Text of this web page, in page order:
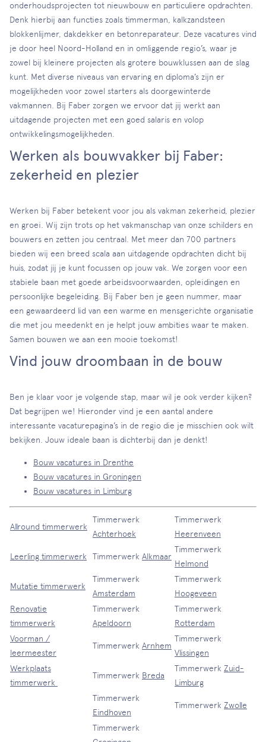
onderhoudsprojecten tot nieuwbouw en particuliere opdrachten.
Denk hierbij aan functies zoals timmerman, kalkzandsteen
blokkenlijmer, dakdekker en betonreparateur. Deze vacatures vind
je door heel Noord-Holland en in omliggende regio’s, waar je
zowel bij kleinere projecten als grotere bouwklussen aan de slag
kunt. Met diverse niveaus van ervaring en diploma’s zijn er
mogelijkheden voor zowel starters als doorgewinterde
vakmannen. Bij Faber zorgen we ervoor dat jij werkt aan
uitdagende projecten met een goed salaris en volop
ontwikkelingsmogelijkheden.
Werken als bouwvakker bij Faber:
zekerheid en plezier
Werken bij Faber betekent voor jou als vakman zekerheid, plezier
en groei. Wij zijn trots op het vakmanschap van onze schilders en
bouwers en zetten jou centraal. Met meer dan 700 partners
bieden wij een breed scala aan uitdagende opdrachten dicht bij
huis, zodat jij je kunt focussen op jouw vak. We zorgen voor een
stabiele baan met goede arbeidsvoorwaarden, opleidingen en
persoonlijke begeleiding. Bij Faber ben je geen nummer, maar
een gewaardeerd lid van een warme en mensgerichte organisatie
die met jou meedenkt en je helpt jouw ambities waar te maken.
Samen bouwen we aan een mooie toekomst!
Vind jouw droombaan in de bouw
Ben je klaar voor je volgende stap, maar wil je ook verder kijken?
Dat begrijpen we! Hieronder vind je een aantal andere
interessante vacaturepagina’s in de regio die je misschien ook wilt
bekijken. Jouw ideale baan is dichterbij dan je denkt!
Bouw vacatures in Drenthe
Bouw vacatures in Groningen
Bouw vacatures in Limburg
Allround timmerwerk
Timmerwerk
Achterhoek
Timmerwerk
Heerenveen
Leerling timmerwerk Timmerwerk Alkmaar
Timmerwerk
Helmond
Mutatie timmerwerk
Timmerwerk
Amsterdam
Timmerwerk
Hoogeveen
Renovatie
timmerwerk
Timmerwerk
Apeldoorn
Timmerwerk
Rotterdam
Voorman /
leermeester
Timmerwerk Arnhem
Timmerwerk
Vlissingen
Werkplaats
timmerwerk
Timmerwerk Breda
Timmerwerk Zuid-
Limburg
Timmerwerk
Eindhoven
Timmerwerk Zwolle
Timmerwerk